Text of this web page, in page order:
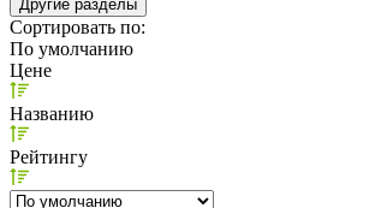
Другие разделы
Сортировать по:
По умолчанию
Цене
Названию
Рейтингу